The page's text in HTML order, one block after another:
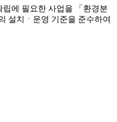
에 필요한 사업을 「환경분
설치ㆍ운영 기준을 준수하여